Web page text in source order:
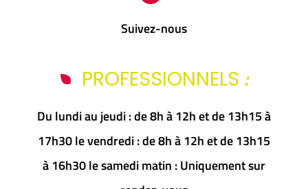
Suivez-nous
PROFESSIONNELS :
Du lundi au jeudi : de 8h à 12h et de 13h15 à
17h30 le vendredi : de 8h à 12h et de 13h15
à 16h30 le samedi matin : Uniquement sur